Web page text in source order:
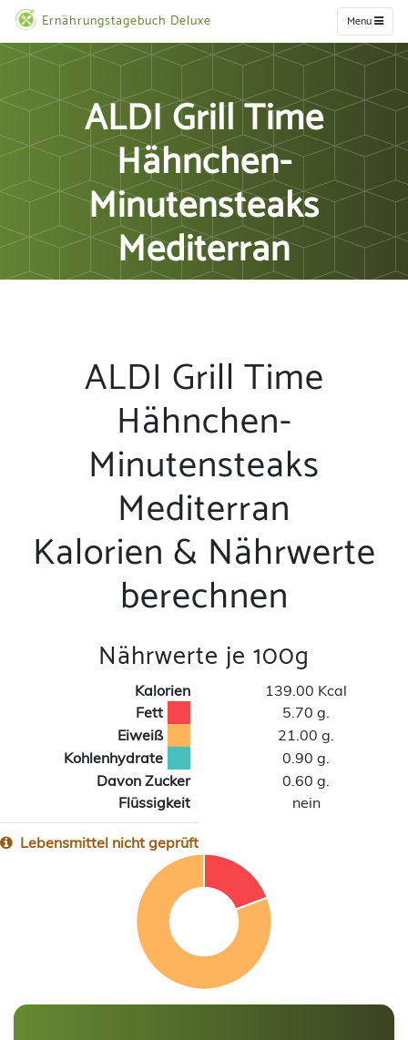
Ernährungstagebuch Deluxe Menu
ALDI Grill Time
Hähnchen-
Minutensteaks
Mediterran
ALDI Grill Time
Hähnchen-
Minutensteaks
Mediterran
Kalorien & Nährwerte
berechnen
Nährwerte je 100g
Kalorien
139.00 Kcal
Fett
5.70 g.
Eiweiß
21.00 g.
Kohlenhydrate
0.90 g.
Davon Zucker
0.60 g.
Flüssigkeit
nein
Lebensmittel nicht geprüft